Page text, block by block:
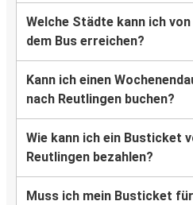
Welche Städte kann ich
dem Bus erreichen?
Kann ich einen
nach Reutlingen buchen?
Wie kann ich ein Busticket
Reutlingen bezahlen?
Muss ich mein Busticket